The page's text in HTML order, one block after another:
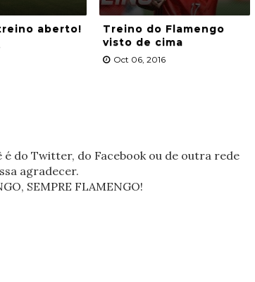
aberto!
Treino do Flamengo
visto de cima
Oct 06, 2016
é do Twitter, do Facebook ou de outra rede
agradecer.
SEMPRE FLAMENGO!